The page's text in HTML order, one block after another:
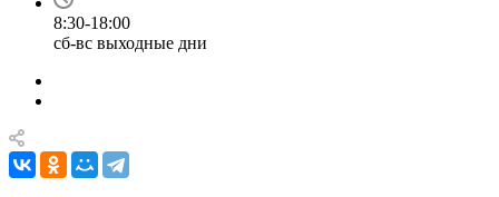
8:30-18:00
сб-вс выходные дни